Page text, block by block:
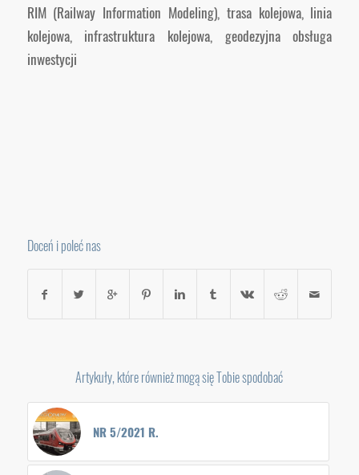
RIM (Railway Information Modeling), trasa kolejowa, linia
kolejowa, infrastruktura kolejowa, geodezyjna obsługa
inwestycji
Doceń i poleć nas
Artykuły, które również mogą się Tobie spodobać
NR 5/2021 R.